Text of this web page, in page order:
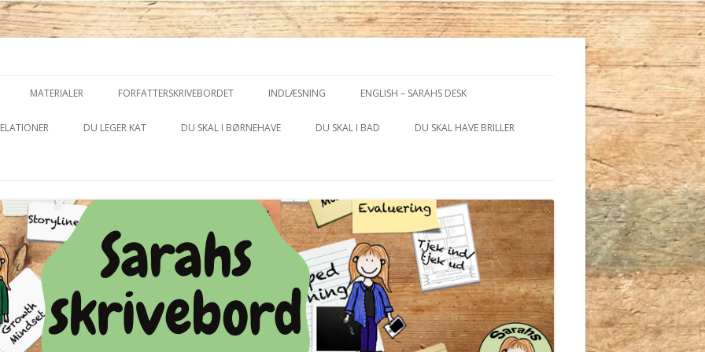
til
TJEK IND TJEK UD
MATERIALER FORFATTERSKRIVEBORDET
DILEMMA
INDLÆSNING ENGLISH – SARAHS DESK
DU LEGER KAT DU SKAL I BØRNEHAVE DU SKAL I BAD DU SKAL HAVE BRILLER